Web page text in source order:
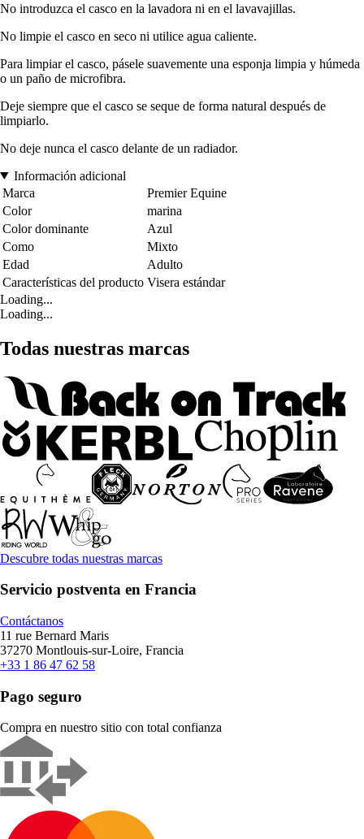
No introduzca el casco en la lavadora ni en el lavavajillas.
No limpie el casco en seco ni utilice agua caliente.
Para limpiar el casco, pásele suavemente una esponja limpia y húmeda
o un paño de microfibra.
Deje siempre que el casco se seque de forma natural después de
limpiarlo.
No deje nunca el casco delante de un radiador.
Información adicional
Marca
Premier Equine
Color
marina
Color dominante
Azul
Como
Mixto
Edad
Adulto
Características del producto Visera estándar
Loading...
Loading...
Todas nuestras marcas
Descubre todas nuestras marcas
Servicio postventa en Francia
Contáctanos
11 rue Bernard Maris
37270 Montlouis-sur-Loire, Francia
+33 1 86 47 62 58
Pago seguro
Compra en nuestro sitio con total confianza